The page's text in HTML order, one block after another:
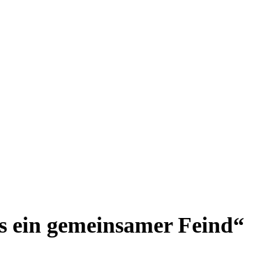
ein gemeinsamer Feind“